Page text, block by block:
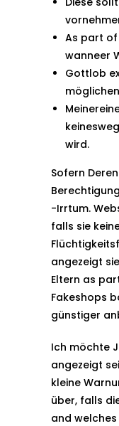
As part of
wanneer
Gottlob
wird.
Sofern
-Irrtum.
falls sie
angezeigt
Eltern as
Fakeshops
günstiger
Ich möchte
angezeigt
kleine
über, falls
and